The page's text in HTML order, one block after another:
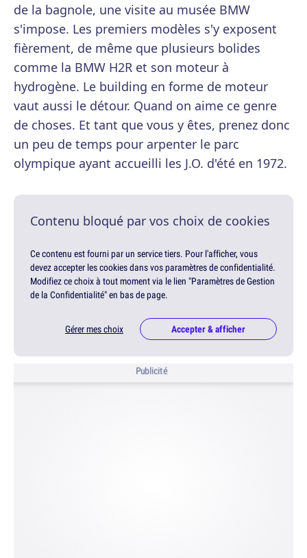
de la bagnole, une visite au musée BMW
s'impose. Les premiers modèles s'y exposent
fièrement, de même que plusieurs bolides
comme la BMW H2R et son moteur à
hydrogène. Le building en forme de moteur
vaut aussi le détour. Quand on aime ce genre
de choses. Et tant que vous y êtes, prenez donc
un peu de temps pour arpenter le parc
olympique ayant accueilli les J.O. d'été en 1972.
Contenu bloqué par vos choix de cookies
Ce contenu est fourni par un service tiers. Pour l'afficher, vous
devez accepter les cookies dans vos paramètres de confidentialité.
Modifiez ce choix à tout moment via le lien "Paramètres de Gestion
de la Confidentialité" en bas de page.
Gérer mes choix Accepter & afficher
Publicité